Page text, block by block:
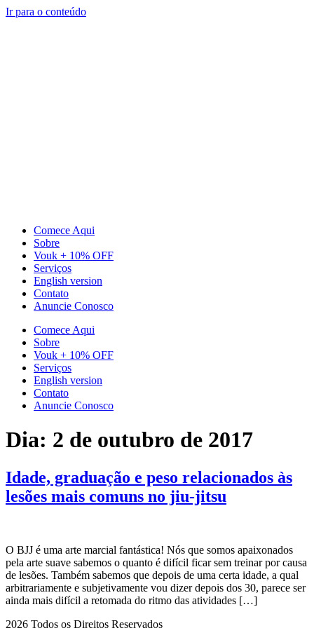
Ir para o conteúdo
Comece Aqui
Sobre
Vouk + 10% OFF
Serviços
English version
Contato
Anuncie Conosco
Comece Aqui
Sobre
Vouk + 10% OFF
Serviços
English version
Contato
Anuncie Conosco
Dia: 2 de outubro de 2017
Idade, graduação e peso relacionados às
lesões mais comuns no jiu-jitsu
O BJJ é uma arte marcial fantástica! Nós que somos apaixonados
pela arte suave sabemos o quanto é difícil ficar sem treinar por causa
de lesões. Também sabemos que depois de uma certa idade, a qual
arbitrariamente e subjetivamente vou dizer depois dos 30, parece ser
ainda mais difícil a retomada do ritmo das atividades […]
2026 Todos os Direitos Reservados